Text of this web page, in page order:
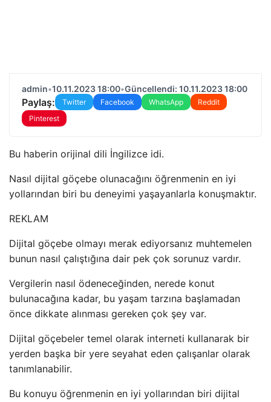
admin•10.11.2023 18:00•Güncellendi: 10.11.2023 18:00
Paylaş: Twitter Facebook WhatsApp
Reddit
Pinterest
Bu haberin orijinal dili İngilizce idi.
Nasıl dijital göçebe olunacağını öğrenmenin en iyi
yollarından biri bu deneyimi yaşayanlarla konuşmaktır.
REKLAM
Dijital göçebe olmayı merak ediyorsanız muhtemelen
bunun nasıl çalıştığına dair pek çok sorunuz vardır.
Vergilerin nasıl ödeneceğinden, nerede konut
bulunacağına kadar, bu yaşam tarzına başlamadan
önce dikkate alınması gereken çok şey var.
Dijital göçebeler temel olarak interneti kullanarak bir
yerden başka bir yere seyahat eden çalışanlar olarak
tanımlanabilir.
Bu konuyu öğrenmenin en iyi yollarından biri dijital